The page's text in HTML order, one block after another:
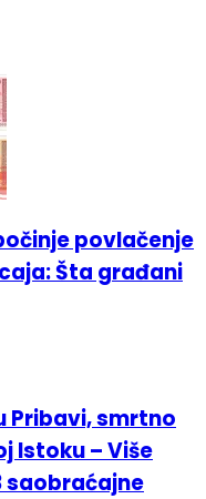
povlačenje
Šta građani
Istoku – Više
saobraćajne